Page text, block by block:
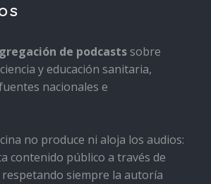
de podcastssobre
y educación sanitaria,
nacionales e
no produce ni aloja los audios:
contenido público a través de
respetando siempre la autoría